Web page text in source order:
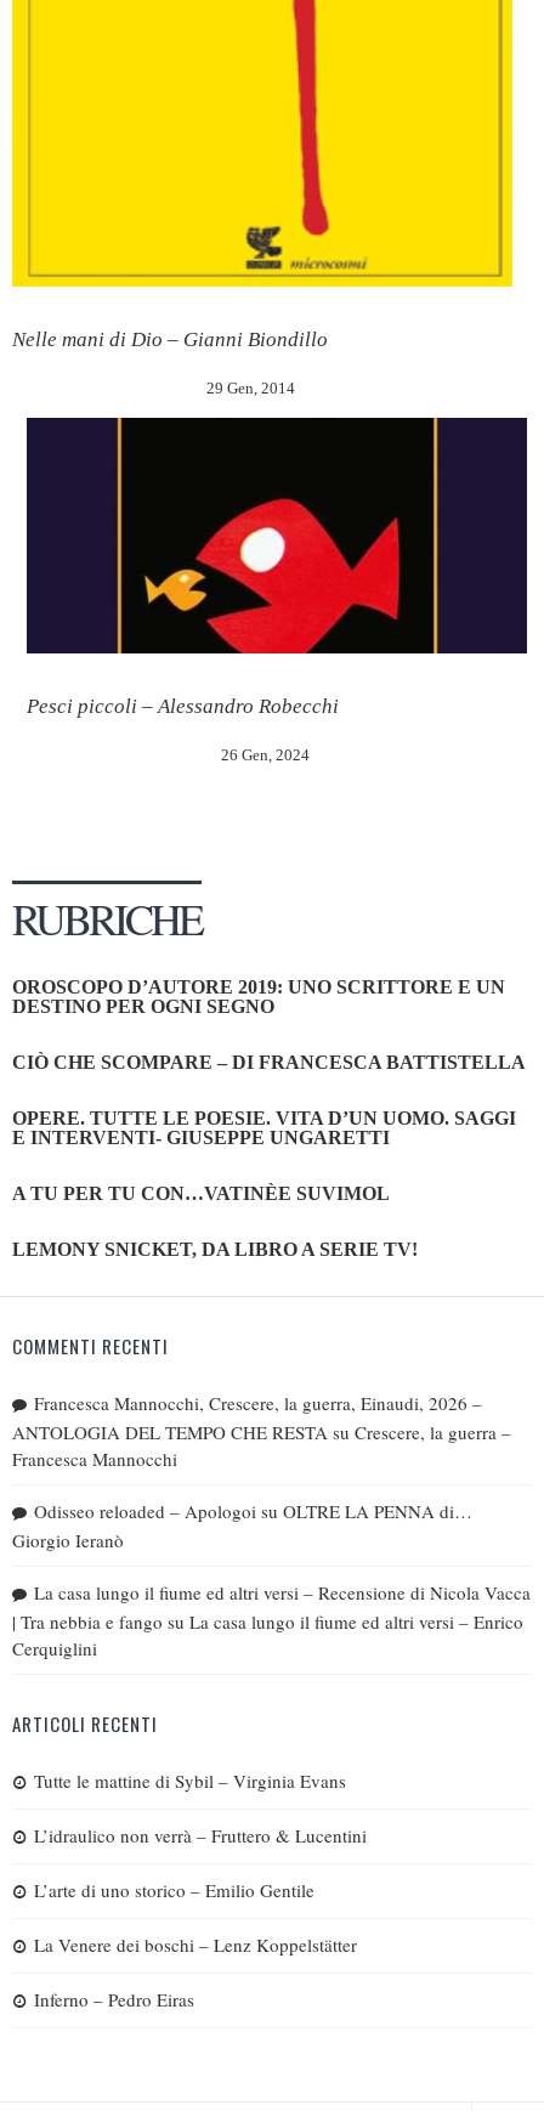
Nelle mani di Dio – Gianni Biondillo
29 Gen, 2014
Pesci piccoli – Alessandro Robecchi
26 Gen, 2024
RUBRICHE
OROSCOPO D’AUTORE 2019: UNO SCRITTORE E UN
DESTINO PER OGNI SEGNO
CIÒ CHE SCOMPARE – DI FRANCESCA BATTISTELLA
OPERE. TUTTE LE POESIE. VITA D’UN UOMO. SAGGI
E INTERVENTI- GIUSEPPE UNGARETTI
A TU PER TU CON…VATINÈE SUVIMOL
LEMONY SNICKET, DA LIBRO A SERIE TV!
COMMENTI RECENTI
Francesca Mannocchi, Crescere, la guerra, Einaudi, 2026 –
ANTOLOGIA DEL TEMPO CHE RESTA su Crescere, la guerra –
Francesca Mannocchi
Odisseo reloaded – Apologoi su OLTRE LA PENNA di…
Giorgio Ieranò
La casa lungo il fiume ed altri versi – Recensione di Nicola Vacca
| Tra nebbia e fango su La casa lungo il fiume ed altri versi – Enrico
Cerquiglini
ARTICOLI RECENTI
Tutte le mattine di Sybil – Virginia Evans
L’idraulico non verrà – Fruttero & Lucentini
L’arte di uno storico – Emilio Gentile
La Venere dei boschi – Lenz Koppelstätter
Inferno – Pedro Eiras